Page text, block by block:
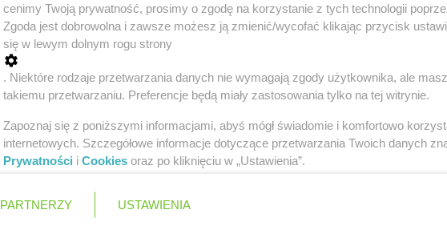
11 gazetek
Dodaj do ulubionych
1 gazetka
Dodaj do ulubionych
2
Auchan
12
cenimy Twoją prywatność, prosimy o zgodę na korzystanie z tych technologii
Zgoda jest dobrowolna i zawsze możesz ją zmienić/wycofać klikając przycisk
się w lewym dolnym rogu strony
. Niektóre rodzaje przetwarzania danych nie wymagają zgody użytkownika, ale
takiemu przetwarzaniu. Preferencje będą miały zastosowania tylko na tej witrynie.
Zapoznaj się z poniższymi informacjami, abyś mógł świadomie i komfortowo
internetowych. Szczegółowe informacje dotyczące przetwarzania Twoich danych
Prywatności i Cookies oraz po kliknięciu w „Ustawienia”.
PARTNERZY USTAWIENIA